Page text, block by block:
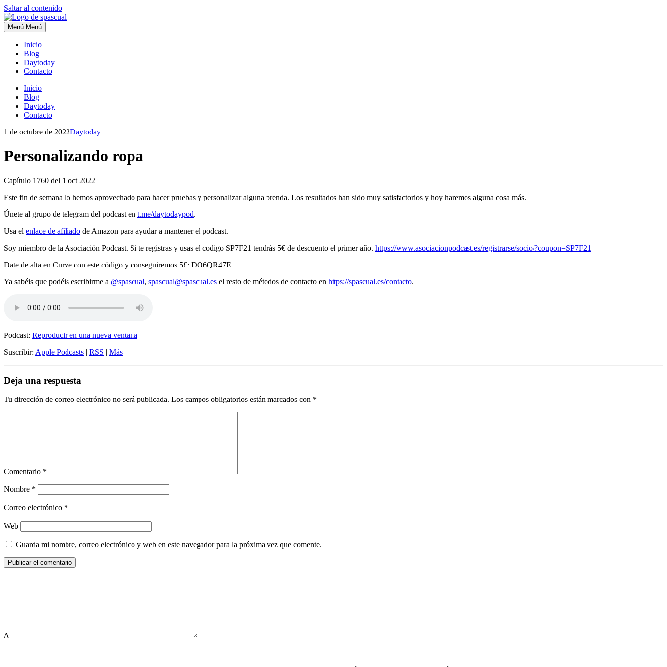
Saltar al contenido
Menú Menú
Inicio
Blog
Daytoday
Contacto
Inicio
Blog
Daytoday
Contacto
1 de octubre de 2022Daytoday
Personalizando ropa
Capítulo 1760 del 1 oct 2022
Este fin de semana lo hemos aprovechado para hacer pruebas y personalizar alguna prenda. Los resultados han sido muy satisfactorios y hoy haremos alguna cosa más.
Únete al grupo de telegram del podcast en t.me/daytodaypod.
Usa el enlace de afiliado de Amazon para ayudar a mantener el podcast.
Soy miembro de la Asociación Podcast. Si te registras y usas el codigo SP7F21 tendrás 5€ de descuento el primer año. https://www.asociacionpodcast.es/registrarse/socio/?coupon=SP7F21
Date de alta en Curve con este código y conseguiremos 5£: DO6QR47E
Ya sabéis que podéis escribirme a @spascual, spascual@spascual.es el resto de métodos de contacto en https://spascual.es/contacto.
Podcast: Reproducir en una nueva ventana
Suscribir: Apple Podcasts | RSS | Más
Deja una respuesta
Tu dirección de correo electrónico no será publicada. Los campos obligatorios están marcados con *
Comentario *
Nombre *
Correo electrónico *
Web
Guarda mi nombre, correo electrónico y web en este navegador para la próxima vez que comente.
Δ